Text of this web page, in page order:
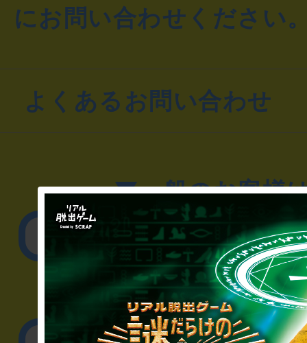
にお問い合わせください
よくあるお問い合わせ
▼一般のお客様
公演内容、チケット
▼企業／法人の方